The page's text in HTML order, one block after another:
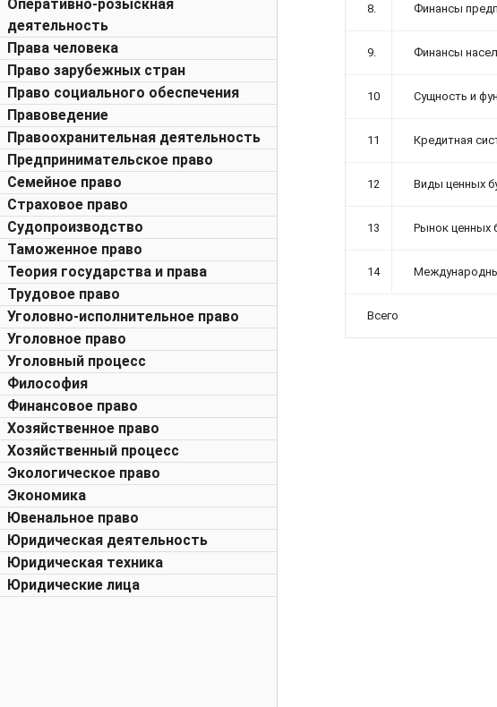
Оперативно-розыскная
деятельность
Права человека
Право зарубежных стран
Право социального обеспечения
Правоведение
Правоохранительная деятельность
Предпринимательское право
Семейное право
Страховое право
Судопроизводство
Таможенное право
Теория государства и права
Трудовое право
Уголовно-исполнительное право
Уголовное право
Уголовный процесс
Философия
Финансовое право
Хозяйственное право
Хозяйственный процесс
Экологическое право
Экономика
Ювенальное право
Юридическая деятельность
Юридическая техника
Юридические лица
8. Финансы
9. Финансы
10 Сущность и
11 Кредитная
12 Виды ценных
13 Рынок ценных
14
Всего